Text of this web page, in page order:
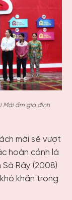
Mái ấm gia đình
mời sẽ vượt
hoàn cảnh là
Sà Rây (2008)
khăn trong